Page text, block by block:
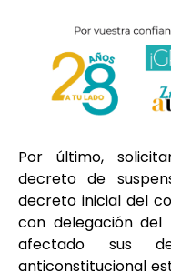
Por último,
decreto de
decreto inicial del
con delegación
afectado sus
anticonstitucional